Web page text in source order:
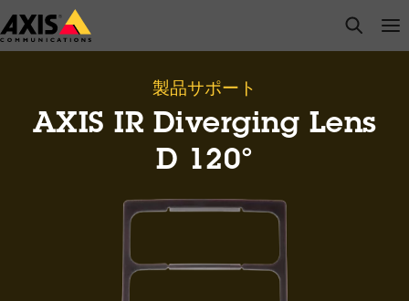
メ
イ
open
製品サポート
AXIS IR Diverging Lens
D 120°